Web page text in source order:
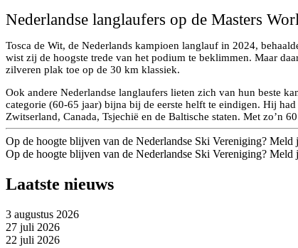
Nederlandse langlaufers op de Masters
Tosca de Wit, de Nederlands kampioen langlauf in 2024,
wist zij de hoogste trede van het podium te beklimmen. Maar
zilveren plak toe op de 30 km klassiek.
Ook andere Nederlandse langlaufers lieten zich van hun beste
categorie (60-65 jaar) bijna bij de eerste helft te eindigen. Hij
Zwitserland, Canada, Tsjechië en de Baltische staten. Met zo’n
Op de hoogte blijven van de Nederlandse Ski Vereniging? Meld
Op de hoogte blijven van de Nederlandse Ski Vereniging? Meld
Laatste nieuws
3 augustus 2026
27 juli 2026
22 juli 2026